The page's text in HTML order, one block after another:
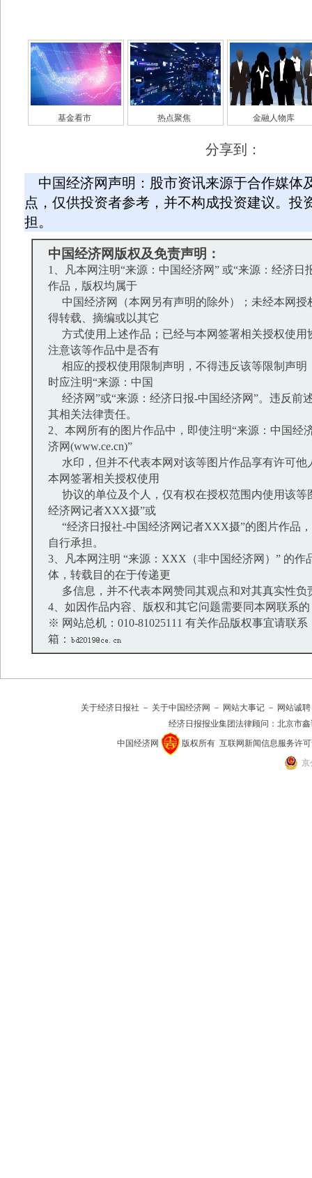
基金看市 热点聚焦 金融人物库
分享到：
中国经济网声明：股市资讯来源于合作媒体
点，仅供投资者参考，并不构成投资建议。投
担。
中国经济网版权及免责声明：
1、凡本网注明“来源：中国经济网” 或“来源：经济日
作品，版权均属于
中国经济网（本网另有声明的除外）；未经本网授
得转载、摘编或以其它
方式使用上述作品；已经与本网签署相关授权使用
注意该等作品中是否有
相应的授权使用限制声明，不得违反该等限制声明
时应注明“来源：中国
经济网”或“来源：经济日报-中国经济网”。违反前
其相关法律责任。
2、本网所有的图片作品中，即使注明“来源：中国经
济网(www.ce.cn)”
水印，但并不代表本网对该等图片作品享有许可他
本网签署相关授权使用
协议的单位及个人，仅有权在授权范围内使用该等
经济网记者XXX摄”或
“经济日报社-中国经济网记者XXX摄”的图片作品
自行承担。
3、凡本网注明 “来源：XXX（非中国经济网）” 的作
体，转载目的在于传递更
多信息，并不代表本网赞同其观点和对其真实性负
4、如因作品内容、版权和其它问题需要同本网联系
※ 网站总机：010-81025111 有关作品版权事宜请联系
箱：
关于经济日报社 － 关于中国经济网 － 网站大事记 － 网站诚聘
经济日报报业集团法律顾问： 北京市
中国经济网
版权所有 互联网新闻信息服务许可
京